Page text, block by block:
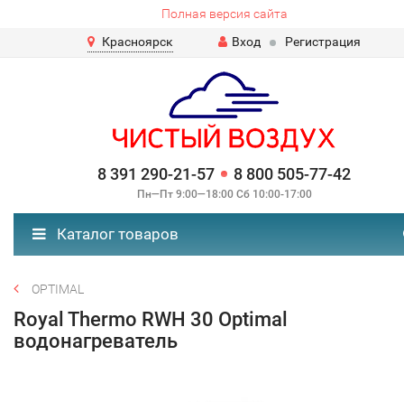
Полная версия сайта
Красноярск
Вход Регистрация
8 391 290-21-57 8 800 505-77-42
Пн—Пт 9:00—18:00 Сб 10:00-17:00
Каталог товаров
OPTIMAL
Royal Thermo RWH 30 Optimal
водонагреватель